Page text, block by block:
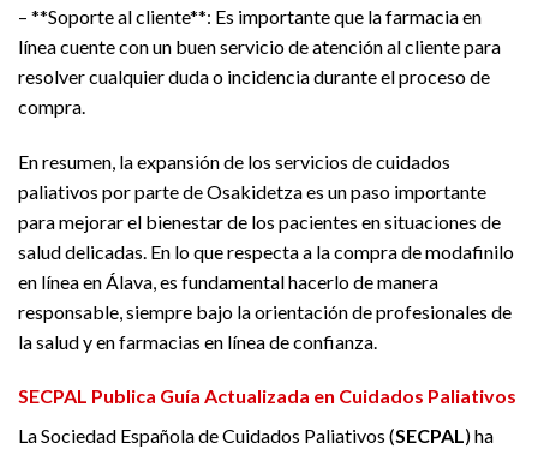
– **Soporte al cliente**: Es importante que la farmacia en
línea cuente con un buen servicio de atención al cliente para
resolver cualquier duda o incidencia durante el proceso de
compra.
En resumen, la expansión de los servicios de cuidados
paliativos por parte de Osakidetza es un paso importante
para mejorar el bienestar de los pacientes en situaciones de
salud delicadas. En lo que respecta a la compra de modafinilo
en línea en Álava, es fundamental hacerlo de manera
responsable, siempre bajo la orientación de profesionales de
la salud y en farmacias en línea de confianza.
SECPAL Publica Guía Actualizada en Cuidados Paliativos
La Sociedad Española de Cuidados Paliativos (SECPAL) ha